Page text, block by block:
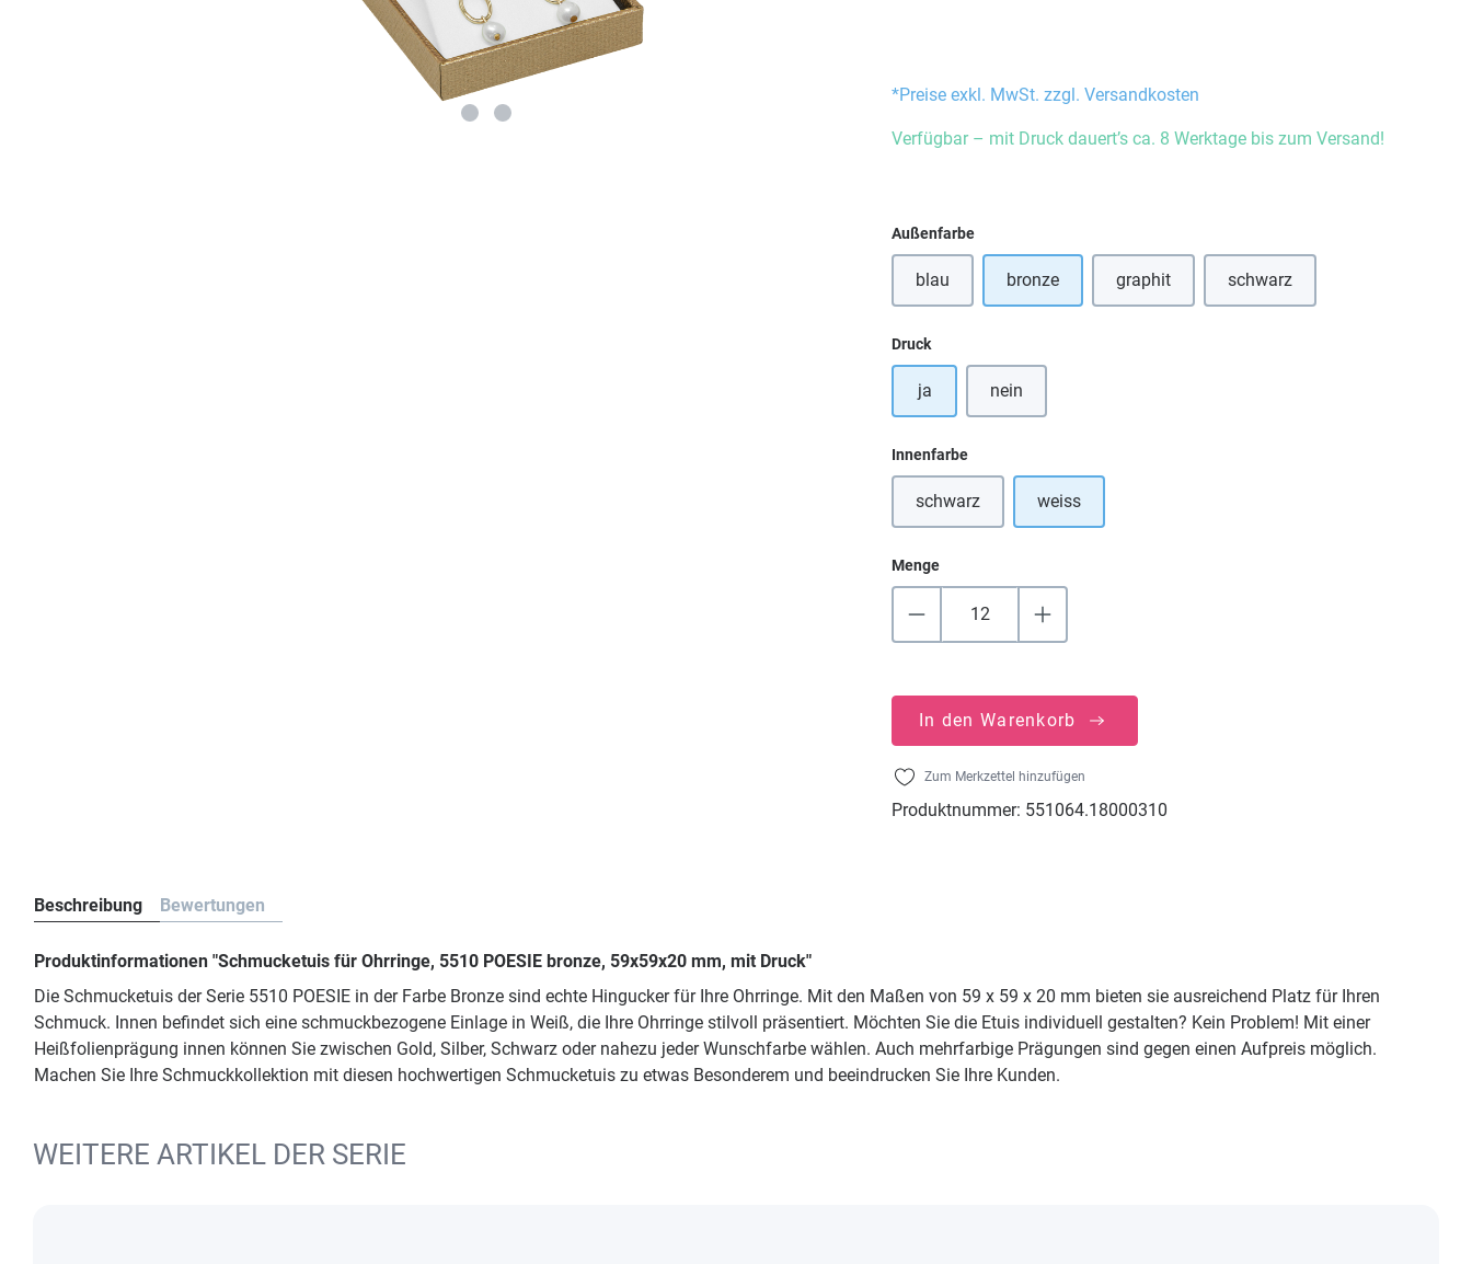
*Preise exkl. MwSt. zzgl. Versandkosten
Verfügbar – mit Druck dauert’s ca. 8 Werktage bis zum Versand!
Außenfarbeauswählen
blau bronze graphit(Diese Option ist zurzeit nicht verfügbar.)
schwarz(Diese Option ist zurzeit nicht
Druckauswählen
ja nein
Innenfarbeauswählen
schwarz weiss
Menge
In den Warenkorb
Zum Merkzettel hinzufügen
Produktnummer: 551064.18000310
Beschreibung Bewertungen
Produktinformationen "Schmucketuis für Ohrringe, 5510 POESIE bronze, 59x59x20 mm, mit Druck"
Die Schmucketuis der Serie 5510 POESIE in der Farbe Bronze sind echte Hingucker für Ihre Ohrringe. Mit den Maßen von 59 x 59 x 20 mm bieten sie ausreichend Platz für Ihren
Schmuck. Innen befindet sich eine schmuckbezogene Einlage in Weiß, die Ihre Ohrringe stilvoll präsentiert. Möchten Sie die Etuis individuell gestalten? Kein Problem! Mit einer
Heißfolienprägung innen können Sie zwischen Gold, Silber, Schwarz oder nahezu jeder Wunschfarbe wählen. Auch mehrfarbige Prägungen sind gegen einen Aufpreis möglich.
Machen Sie Ihre Schmuckkollektion mit diesen hochwertigen Schmucketuis zu etwas Besonderem und beeindrucken Sie Ihre Kunden.
WEITERE ARTIKEL DER SERIE